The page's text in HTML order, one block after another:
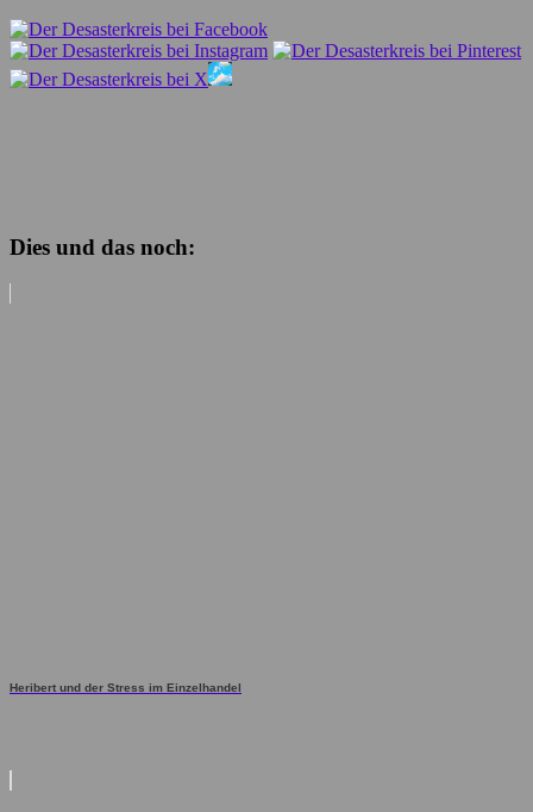
Dies und das noch:
Heribert und der Stress im Einzelhandel